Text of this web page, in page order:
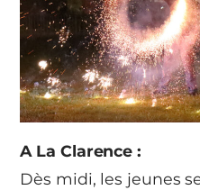
A La Clarence :
Dès midi, les jeunes